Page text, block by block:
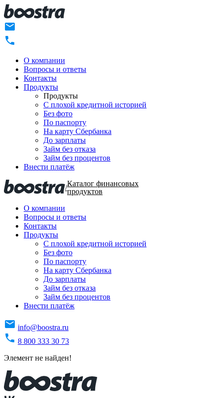
О компании
Вопросы и ответы
Контакты
Продукты
Продукты
C плохой кредитной историей
Без фото
По паспорту
На карту Сбербанка
До зарплаты
Займ без отказа
Займ без процентов
Внести платёж
/Каталог финансовых
продуктов
О компании
Вопросы и ответы
Контакты
Продукты
C плохой кредитной историей
Без фото
По паспорту
На карту Сбербанка
До зарплаты
Займ без отказа
Займ без процентов
Внести платёж
info@boostra.ru
8 800 333 30 73
Элемент не найден!